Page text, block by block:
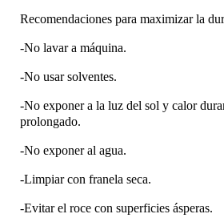
Recomendaciones para maximizar la
-No lavar a máquina.
-No usar solventes.
-No exponer a la luz del sol y calor
prolongado.
-No exponer al agua.
-Limpiar con franela seca.
-Evitar el roce con superficies ásperas.